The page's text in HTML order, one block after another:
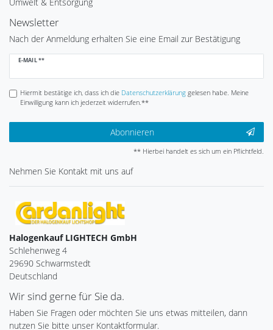
Umwelt & Entsorgung
Newsletter
Nach der Anmeldung erhalten Sie eine Email zur Bestätigung
E-MAIL **
Newsletter
Hiermit bestätige ich, dass ich die Daten­schutz­erklärunggelesen habe. Meine
Einwilligung kann ich jederzeit widerrufen.**
Abonnieren
** Hierbei handelt es sich um ein Pflichtfeld.
Nehmen Sie Kontakt mit uns auf
Halogenkauf LIGHTECH GmbH
Schlehenweg 4
29690 Schwarmstedt
Deutschland
Wir sind gerne für Sie da.
Haben Sie Fragen oder möchten Sie uns etwas mitteilen, dann
nutzen Sie bitte unser Kontaktformular.